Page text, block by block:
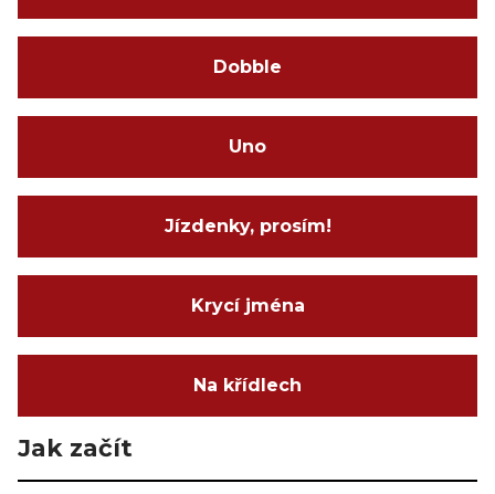
Dobble
Uno
Jízdenky, prosím!
Krycí jména
Na křídlech
Jak začít